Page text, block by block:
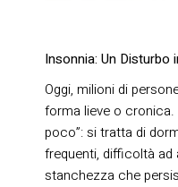
Insonnia: Un Disturbo
Oggi, milioni di
forma lieve o
poco”: si tratta di
frequenti, difficoltà
stanchezza che